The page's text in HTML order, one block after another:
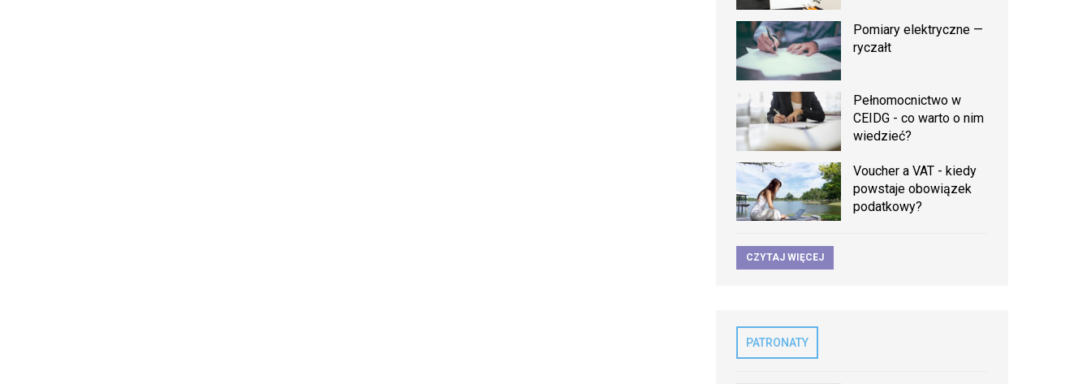
Pomiary elektryczne —
ryczałt
Pełnomocnictwo w
CEIDG - co warto o nim
wiedzieć?
Voucher a VAT - kiedy
powstaje obowiązek
podatkowy?
CZYTAJ WIĘCEJ
PATRONATY